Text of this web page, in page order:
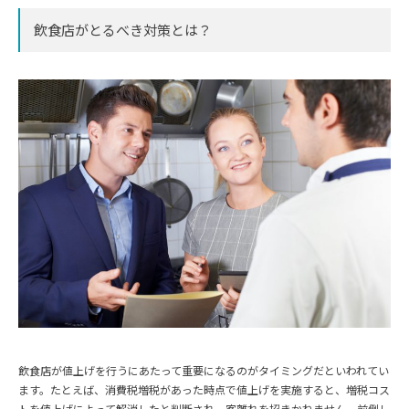
飲食店がとるべき対策とは？
飲食店が値上げを行うにあたって重要になるのがタイミングだといわれてい
ます。たとえば、消費税増税があった時点で値上げを実施すると、増税コス